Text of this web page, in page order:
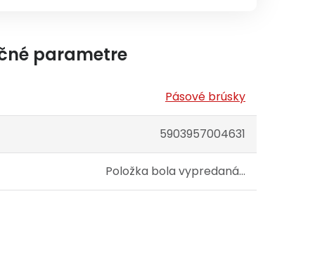
parametre
Pásové brúsky
5903957004631
Položka bola vypredaná…